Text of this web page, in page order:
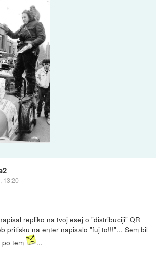
13:20
repliko na tvoj esej o "distribuciji" QR
pritisku na enter napisalo "fuj to!!!"... Sem bil
po tem
...